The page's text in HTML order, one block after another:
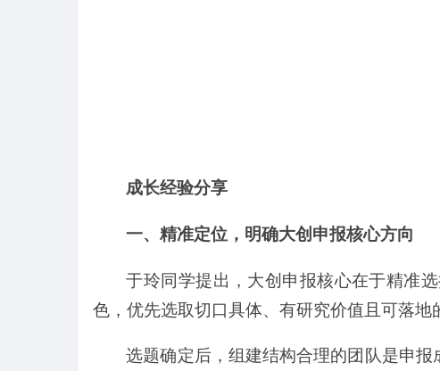
成长经验分享
一、精准定位，明确大创申报核心方向
于玲同学提出，大创申报核心在于精准
色，优先选取切口具体、有研究价值且可落地
选题确定后，组建结构合理的团队是申